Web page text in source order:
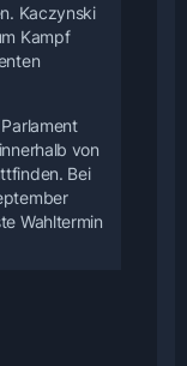
Kaczynski
Kampf
von
Bei
Wahltermin